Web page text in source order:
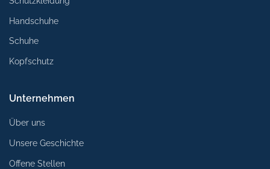
Handschuhe
Schuhe
Kopfschutz
Unternehmen
Über uns
Unsere Geschichte
Offene Stellen